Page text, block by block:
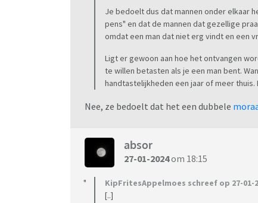
Je bedoelt dus dat mannen onder elkaar
pens" en dat de mannen dat gezellige
omdat een man dat niet erg vindt en een
Ligt er gewoon aan hoe het ontvangen
te willen betasten als je een man bent.
handtastelijkheden een jaar of meer
Nee, ze bedoelt dat het een dubbele
absor
27-01-2024om 18:15
KipFritesAppelmoes schreef op 27-01-
[..]